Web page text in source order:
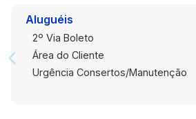
Aluguéis
2º Via Boleto
Área do Cliente
Urgência Consertos/Manutenção